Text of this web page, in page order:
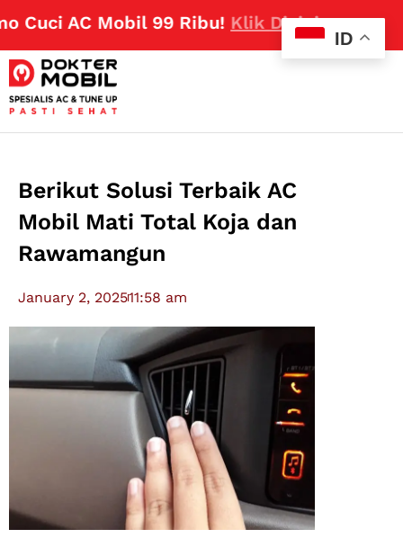
AC Mobil 99 Ribu!Klik Disini
Berikut Solusi Terbaik AC
Mobil Mati Total Koja dan
Rawamangun
January 2, 202511:58 am
ID